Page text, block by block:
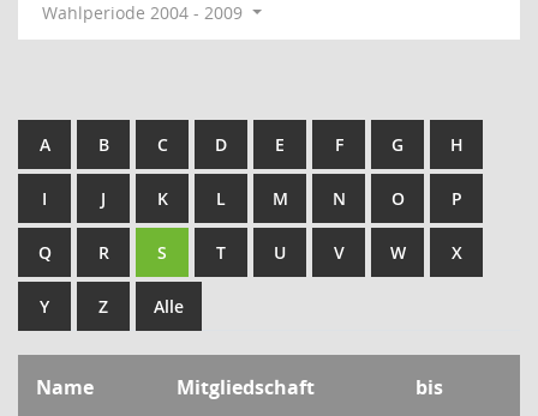
Wahlperiode 2004 - 2009
A B C D E F G H
I J K L M N O P
Q R S T U V W X
Y Z Alle
Name Mitgliedschaft bis